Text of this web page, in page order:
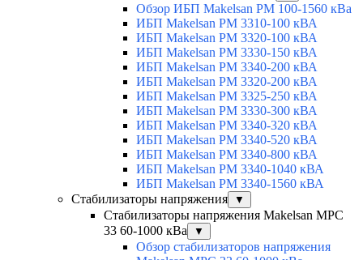
Обзор ИБП Makelsan PM 100-1560 кВа
ИБП Makelsan PM 3310-100 кВА
ИБП Makelsan PM 3320-100 кВА
ИБП Makelsan PM 3330-150 кВА
ИБП Makelsan PM 3340-200 кВА
ИБП Makelsan PM 3320-200 кВА
ИБП Makelsan PM 3325-250 кВА
ИБП Makelsan PM 3330-300 кВА
ИБП Makelsan PM 3340-320 кВА
ИБП Makelsan PM 3340-520 кВА
ИБП Makelsan PM 3340-800 кВА
ИБП Makelsan PM 3340-1040 кВА
ИБП Makelsan PM 3340-1560 кВА
Стабилизаторы напряжения
▼
Стабилизаторы напряжения Makelsan MPC
33 60-1000 кВа
▼
Обзор стабилизаторов напряжения